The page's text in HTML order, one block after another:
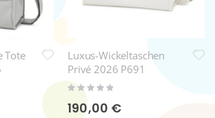
Tote
Luxus-Wickeltaschen
Privé 2026 P691
Rating:
190,00 €